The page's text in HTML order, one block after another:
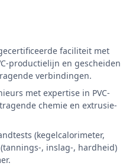
faciliteit met
productielijn en gescheiden
verbindingen.
met expertise in PVC-
chemie en extrusie-
(kegelcalorimeter,
, inslag-, hardheid)